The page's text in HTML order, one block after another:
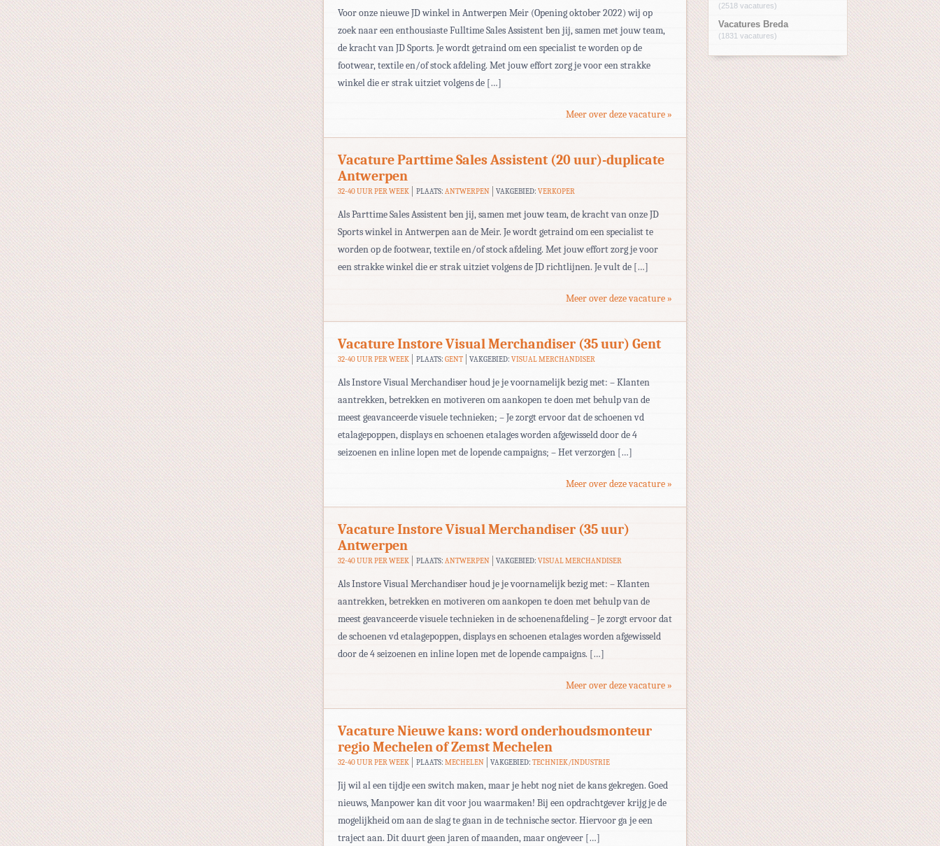
Voor onze nieuwe JD winkel in Antwerpen Meir (Opening oktober 2022) wij op
zoek naar een enthousiaste Fulltime Sales Assistent ben jij, samen met jouw team,
de kracht van JD Sports. Je wordt getraind om een specialist te worden op de
footwear, textile en/of stock afdeling. Met jouw effort zorg je voor een strakke
winkel die er strak uitziet volgens de […]
Meer over deze vacature »
Vacature Parttime Sales Assistent (20 uur)-duplicate
Antwerpen
32-40 UUR PER WEEK PLAATS: ANTWERPEN VAKGEBIED:VERKOPER
Als Parttime Sales Assistent ben jij, samen met jouw team, de kracht van onze JD
Sports winkel in Antwerpen aan de Meir. Je wordt getraind om een specialist te
worden op de footwear, textile en/of stock afdeling. Met jouw effort zorg je voor
een strakke winkel die er strak uitziet volgens de JD richtlijnen. Je vult de […]
Meer over deze vacature »
Vacature Instore Visual Merchandiser (35 uur) Gent
32-40 UUR PER WEEK PLAATS: GENT VAKGEBIED:VISUAL MERCHANDISER
Als Instore Visual Merchandiser houd je je voornamelijk bezig met: – Klanten
aantrekken, betrekken en motiveren om aankopen te doen met behulp van de
meest geavanceerde visuele technieken; – Je zorgt ervoor dat de schoenen vd
etalagepoppen, displays en schoenen etalages worden afgewisseld door de 4
seizoenen en inline lopen met de lopende campaigns; – Het verzorgen […]
Meer over deze vacature »
Vacature Instore Visual Merchandiser (35 uur)
Antwerpen
32-40 UUR PER WEEK PLAATS: ANTWERPEN VAKGEBIED:VISUAL MERCHANDISER
Als Instore Visual Merchandiser houd je je voornamelijk bezig met: – Klanten
aantrekken, betrekken en motiveren om aankopen te doen met behulp van de
meest geavanceerde visuele technieken in de schoenenafdeling – Je zorgt ervoor dat
de schoenen vd etalagepoppen, displays en schoenen etalages worden afgewisseld
door de 4 seizoenen en inline lopen met de lopende campaigns. […]
Meer over deze vacature »
Vacature Nieuwe kans: word onderhoudsmonteur
regio Mechelen of Zemst Mechelen
32-40 UUR PER WEEK PLAATS: MECHELEN VAKGEBIED:TECHNIEK/INDUSTRIE
Jij wil al een tijdje een switch maken, maar je hebt nog niet de kans gekregen. Goed
nieuws, Manpower kan dit voor jou waarmaken! Bij een opdrachtgever krijg je de
mogelijkheid om aan de slag te gaan in de technische sector. Hiervoor ga je een
traject aan. Dit duurt geen jaren of maanden, maar ongeveer […]
(2518 vacatures)
Vacatures Breda
(1831 vacatures)